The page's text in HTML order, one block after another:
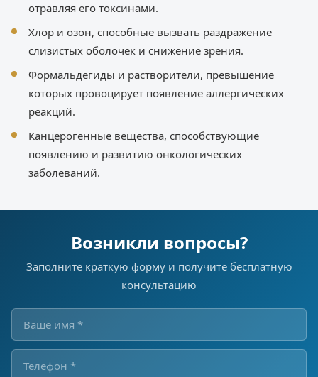
отравляя его токсинами.
Хлор и озон, способные вызвать раздражение
слизистых оболочек и снижение зрения.
Формальдегиды и растворители, превышение
которых провоцирует появление аллергических
реакций.
Канцерогенные вещества, способствующие
появлению и развитию онкологических
заболеваний.
Возникли вопросы?
Заполните краткую форму и получите бесплатную
консультацию